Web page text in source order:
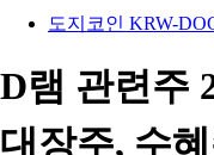
도지코인 KRW-
D램 관련주
대장주, 수